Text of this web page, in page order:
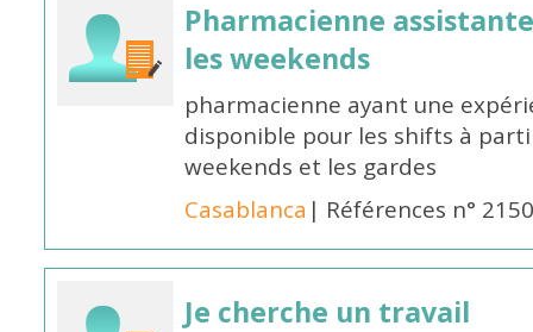
Pharmacienne
les weekends
pharmacienne ayant une
disponible pour les shifts à
weekends et les gardes
Casablanca | Références n°
Je cherche un travail